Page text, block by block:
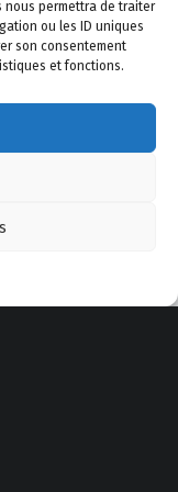
nous permettra de traiter
ou les ID uniques
son consentement
et fonctions.
–Mentions légales
YouTube
Facebook
E-mail Back to top ↑